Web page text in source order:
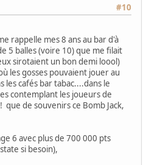
#10
rappelle mes 8 ans au bar d'à
5 balles (voire 10) que me filait
sirotaient un bon demi loool)
les gosses pouvaient jouer au
cafés bar tabac....dans le
contemplant les joueurs de
de souvenirs ce Bomb Jack,
6 avec plus de 700 000 pts
si besoin),